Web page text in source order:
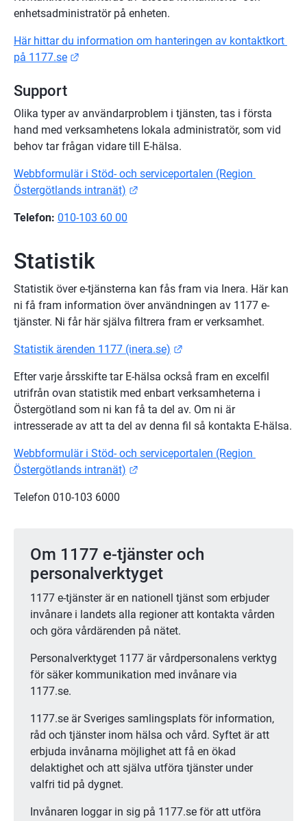
enhetsadministratör på enheten.
Här hittar du information om hanteringen av kontaktkort
på 1177.se
Support
Olika typer av användarproblem i tjänsten, tas i första
hand med verksamhetens lokala administratör, som vid
behov tar frågan vidare till E-hälsa.
Webbformulär i Stöd- och serviceportalen (Region
Östergötlands intranät)
Telefon: 010-103 60 00
Statistik
Statistik över e-tjänsterna kan fås fram via Inera. Här kan
ni få fram information över användningen av 1177 e-
tjänster. Ni får här själva filtrera fram er verksamhet.
Statistik ärenden 1177 (inera.se)
Efter varje årsskifte tar E-hälsa också fram en excelfil
utrifrån ovan statistik med enbart verksamheterna i
Östergötland som ni kan få ta del av. Om ni är
intresserade av att ta del av denna fil så kontakta E-hälsa.
Webbformulär i Stöd- och serviceportalen (Region
Östergötlands intranät)
Telefon 010-103 6000
Om 1177 e-tjänster och
personalverktyget
1177 e-tjänster är en nationell tjänst som erbjuder
invånare i landets alla regioner att kontakta vården
och göra vårdärenden på nätet.
Personalverktyget 1177 är vårdpersonalens verktyg
för säker kommunikation med invånare via
1177.se.
1177.se är Sveriges samlingsplats för information,
råd och tjänster inom hälsa och vård. Syftet är att
erbjuda invånarna möjlighet att få en ökad
delaktighet och att själva utföra tjänster under
valfri tid på dygnet.
Invånaren loggar in sig på 1177.se för att utföra